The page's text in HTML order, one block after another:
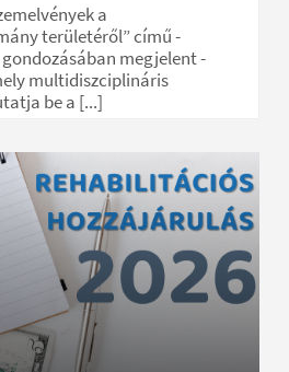
a
területéről” című -
megjelent -
multidiszciplináris
be a [...]